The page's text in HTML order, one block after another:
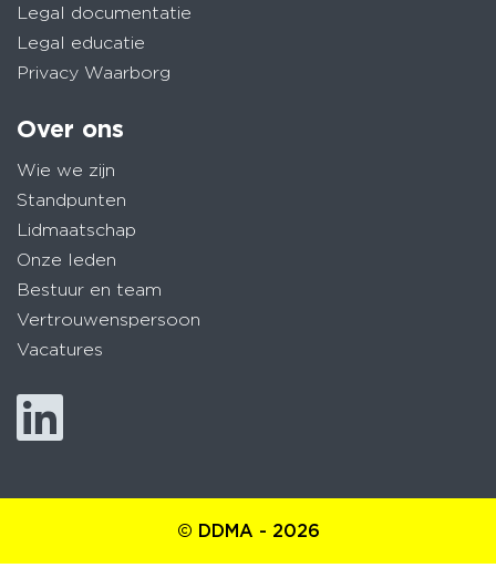
Legal documentatie
Legal educatie
Privacy Waarborg
Over ons
Wie we zijn
Standpunten
Lidmaatschap
Onze leden
Bestuur en team
Vertrouwenspersoon
Vacatures
© DDMA - 2026